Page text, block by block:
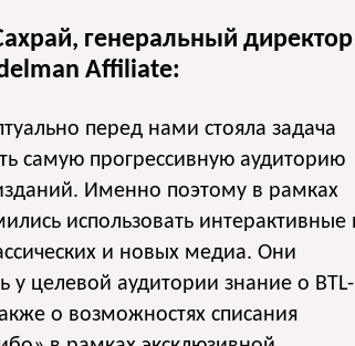
генеральный директор
Affiliate:
перед нами стояла задача
самую прогрессивную аудиторию
Именно поэтому в рамках
использовать интерактивные
и новых медиа. Они
у целевой аудитории знание о BTL-
о возможностях списания